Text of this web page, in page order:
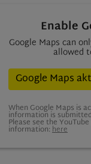
Enable
Google Maps can
allowed
Google Maps
When Google Maps is
information is
Please see the
information:here